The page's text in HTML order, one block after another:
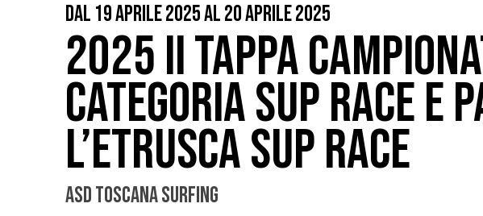
Dal 19 Aprile 2025 al 20 Aprile 2025
2025 II TAPPA
CATEGORIA SUP RACE E
L’ETRUSCA SUP RACE
ASD TOSCANA SURFING